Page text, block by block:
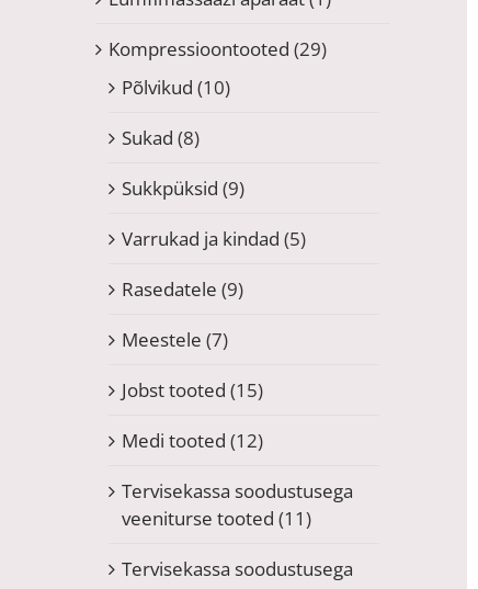
Kompressioontooted (29)
Põlvikud (10)
Sukad (8)
Sukkpüksid (9)
Varrukad ja kindad (5)
Rasedatele (9)
Meestele (7)
Jobst tooted (15)
Medi tooted (12)
Tervisekassa soodustusega
veeniturse tooted (11)
Tervisekassa soodustusega